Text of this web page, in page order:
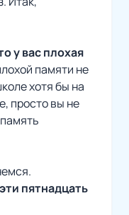
у вас плохая
памяти не
хотя бы на
просто вы не
пятнадцать